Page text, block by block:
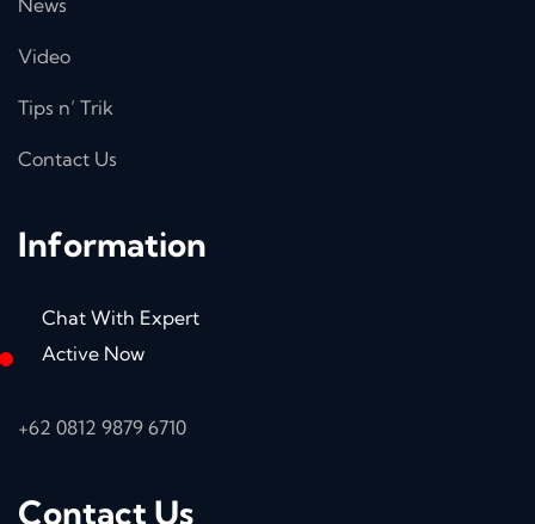
News
Video
Tips n’ Trik
Contact Us
Information
Chat With Expert
Active Now
+62 0812 9879 6710
Contact Us